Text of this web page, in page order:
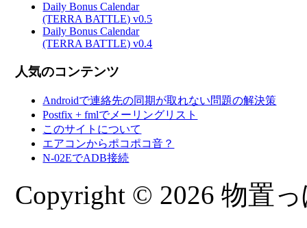
Daily Bonus Calendar
(TERRA BATTLE) v0.5
Daily Bonus Calendar
(TERRA BATTLE) v0.4
人気のコンテンツ
Androidで連絡先の同期が取れない問題の解決策
Postfix + fmlでメーリングリスト
このサイトについて
エアコンからポコポコ音？
N-02EでADB接続
Copyright © 2026 物置